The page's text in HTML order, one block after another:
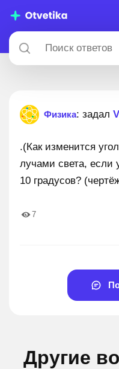
Физика: задал
.(Как изменится
лучами света, если
10 градусов?
7
Другие